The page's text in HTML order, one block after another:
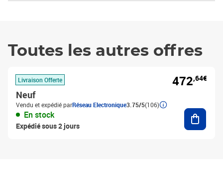
Toutes les autres offres
Livraison Offerte
Neuf
Vendu et expédié parRéseau Electronique3.75/5(106)
En stock
Expédié sous 2 jours
472,64€